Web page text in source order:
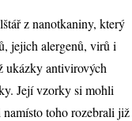
z nanotkaniny, který
jejich alergenů, virů i
ukázky antivirových
Její vzorky si mohli
toho rozebrali již